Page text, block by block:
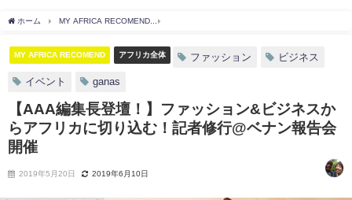
ホーム MY AFRICA RECOMEND
MY AFRICA RECOMEND アフリカ全体 ファッション ビジネス
イベント ganas
【AAA編集長登壇！】ファッション&ビジネスか
らアフリカに切り込む！記者修行@ベナン報告会
開催
2019年5月20日 2019年6月10日